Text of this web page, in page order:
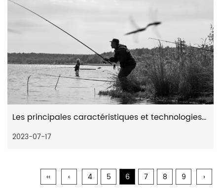
Les principales caractéristiques et technologies qui contribuent à la distance de lancer et à la précision des moulinets spinning à distance
2023-07-17
‹‹ ‹ 4 5 6 7 8 9 ›